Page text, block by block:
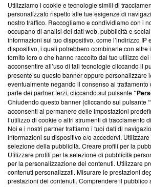
Questa sezione offre informazioni
News, sui nostri processi editoriali e su
creare news di qualità. Inoltre, afferma la
‘Trust Project - News with Integrity’
ancora membro del programma, ma ha
parte; Trust Project non ha ancora
conformità agli standard.
Su di noi
Team editoriale
Corporate
Redazione
Informativa Privacy
Utilizziamo i cookie e tecnologie simili di
personalizzato rispetto alle tue esigenze di
nostro traffico. Raccogliamo e condividiamo con i
occupano di analisi dei dati web, pubblicità e
informazioni sul tuo dispositivo, come l’indirizzo IP
dispositivo, i quali potrebbero combinarle con altre
fornito loro o che hanno raccolto dal tuo utilizzo dei
acconsentire all’uso di tali tecnologie cliccando il
presente su questo banner oppure personalizzare
eventualmente negando il consenso al
parte dei partner terzi, cliccando sul pulsante
Chiudendo questo banner (cliccando sul pulsante
acconsenti al permanere delle impostazioni
l’utilizzo di cookie o altri strumenti di tracciamento
Noi e i nostri partner trattiamo i tuoi dati di
informazioni su dispositivo e/o accedervi.
selezione della pubblicità. Creare profili per la
Utilizzare profili per la selezione di pubblicità
per la personalizzazione dei contenuti. Utilizzare
contenuti personalizzati. Misurare le prestazioni
prestazioni dei contenuti. Comprendere il pubblico